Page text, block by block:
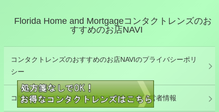
Florida Home and Mortgageコンタクトレンズのお
すすめのお店NAVI
コンタクトレンズのおすすめのお店NAVIのプライバシーポリ
シー
コンタクトレンズのおすすめのお店NAVIの運営者情報